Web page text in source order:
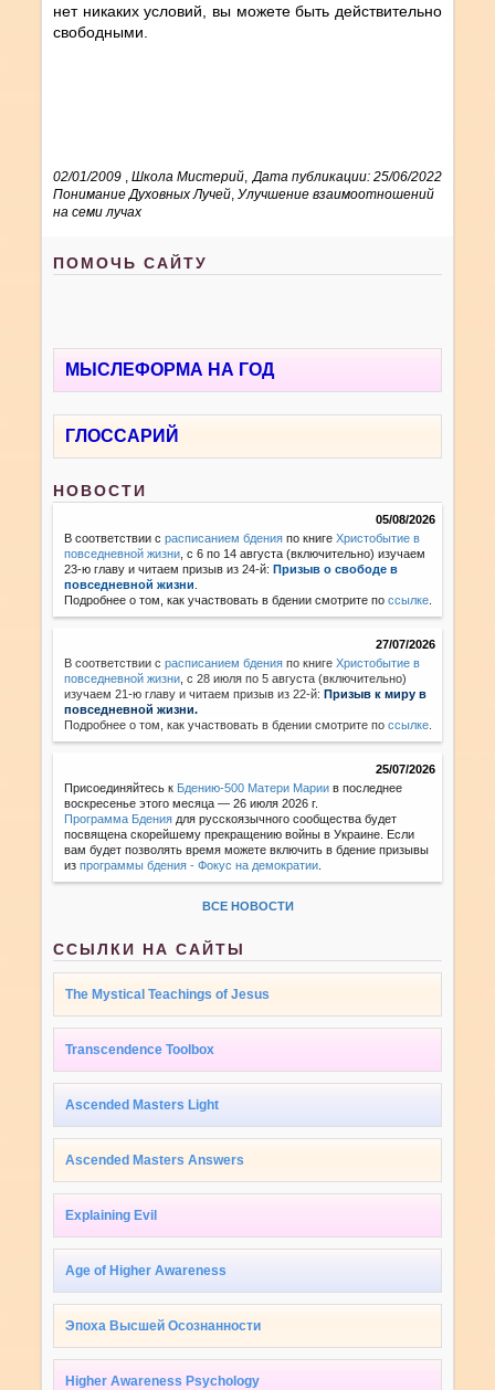
нет никаких условий, вы можете быть действительно
свободными.
02/01/2009 Дата публикации: 25/06/2022
,Школа Мистерий
Понимание Духовных Лучей Улучшение взаимоотношений
на семи лучах
ПОМОЧЬ САЙТУ
МЫСЛЕФОРМА НА ГОД
ГЛОССАРИЙ
НОВОСТИ
05/08/2026
В соответствии срасписанием бдения по книгеХристобытие в
повседневной жизни , с 6 по 14 августа (включительно) изучаем
23-ю главу и читаем призыв из 24-й:Призыв о свободе в
повседневной жизни
Подробнее о том, как участвовать в бдении смотрите поссылке
27/07/2026
В соответствии с расписанием бдения по книгеХристобытие в
повседневной жизни с 28 июля по 5 августа (включительно)
изучаем 21-ю главу и читаем призыв из 22-й:Призыв к миру в
повседневной жизни.
Подробнее о том, как участвовать в бдении смотрите поссылке
25/07/2026
Присоединяйтесь к Бдению-500 Матери Марии в последнее
воскресенье этого месяца — 26 июля 2026 г.
Программа Бдения для русскоязычного сообщества будет
посвящена скорейшему прекращению войны в Украине. Если
вам будет позволять время можете включить в бдение призывы
изпрограммы бдения - Фокус на демократии
ВСЕ НОВОСТИ
ССЫЛКИ НА САЙТЫ
The Mystical Teachings of Jesus
Transcendence Toolbox
Ascended Masters Light
Ascended Masters Answers
Explaining Evil
Age of Higher Awareness
Эпоха Высшей Осознанности
Higher Awareness Psychology